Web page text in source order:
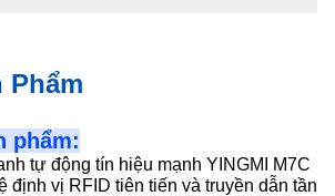
Phẩm
phẩm:
tự động tín hiệu mạnh YINGMI M7C
định vị RFID tiên tiến và truyền dẫn tần